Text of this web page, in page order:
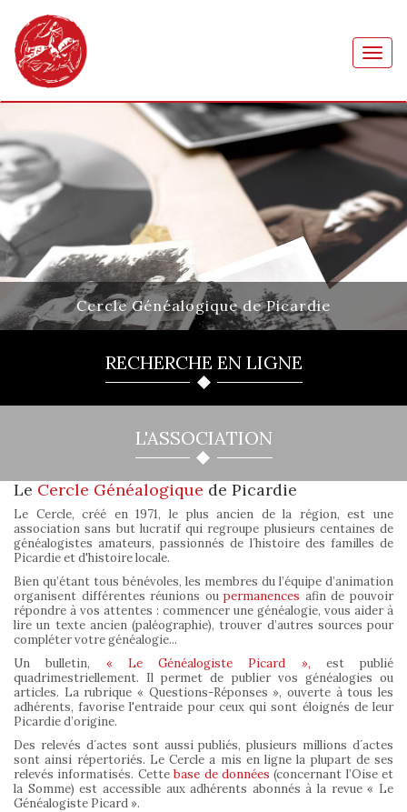
Cercle Généalogique de Picardie
RECHERCHE EN LIGNE
L'ASSOCIATION
Le Cercle Généalogique de Picardie
Le Cercle, créé en 1971, le plus ancien de la région, est une
association sans but lucratif qui regroupe plusieurs centaines de
généalogistes amateurs, passionnés de l´histoire des familles de
Picardie et d'histoire locale.
Bien qu’étant tous bénévoles, les membres du l’équipe d’animation
organisent différentes réunions oupermanences afin de pouvoir
répondre à vos attentes : commencer une généalogie, vous aider à
lire un texte ancien (paléographie), trouver d’autres sources pour
compléter votre généalogie...
Un bulletin, « Le Généalogiste Picard », est publié
quadrimestriellement. Il permet de publier vos généalogies ou
articles. La rubrique « Questions-Réponses », ouverte à tous les
adhérents, favorise l'entraide pour ceux qui sont éloignés de leur
Picardie d’origine.
Des relevés d´actes sont aussi publiés, plusieurs millions d´actes
sont ainsi répertoriés. Le Cercle a mis en ligne la plupart de ses
relevés informatisés. Cettebase de données (concernant l’Oise et
la Somme) est accessible aux adhérents abonnés à la revue « Le
Généalogiste Picard ».